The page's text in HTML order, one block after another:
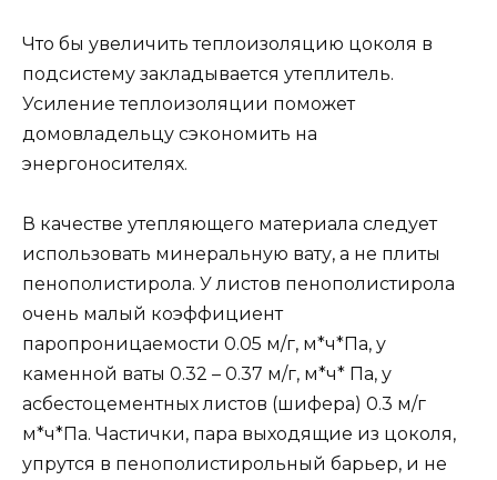
Что бы увеличить теплоизоляцию цоколя в
подсистему закладывается утеплитель.
Усиление теплоизоляции поможет
домовладельцу сэкономить на
энергоносителях.
В качестве утепляющего материала следует
использовать минеральную вату, а не плиты
пенополистирола. У листов пенополистирола
очень малый коэффициент
паропроницаемости 0.05 м/г, м*ч*Па, у
каменной ваты 0.32 – 0.37 м/г, м*ч* Па, у
асбестоцементных листов (шифера) 0.3 м/г
м*ч*Па. Частички, пара выходящие из цоколя,
упрутся в пенополистирольный барьер, и не